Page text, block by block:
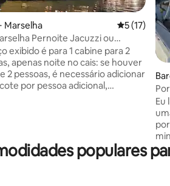
média de 5, 63 avaliações
Marselha 5 de uma
5 (17)
Pernoite Jacuzzi ou
no mar VP
exibido é para 1 cabine para 2
apenas noite no cais: se houver
2 pessoas, é necessário adicionar
por pessoa adicional,
opcional para passar
e dias inesquecíveis no cais ou no
Eu
10
populares